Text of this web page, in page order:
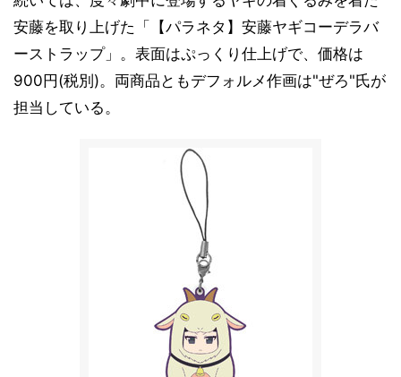
安藤を取り上げた「【パラネタ】安藤ヤギコーデラバ
ーストラップ」。表面はぷっくり仕上げで、価格は
900円(税別)。両商品ともデフォルメ作画は"ぜろ"氏が
担当している。